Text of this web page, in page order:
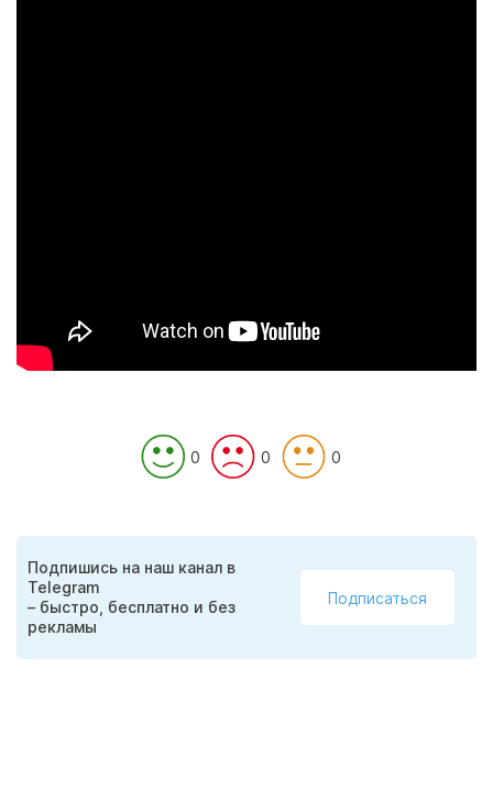
0 0 0
Подпишись на наш канал в
Telegram
– быстро, бесплатно и без
рекламы
Подписаться